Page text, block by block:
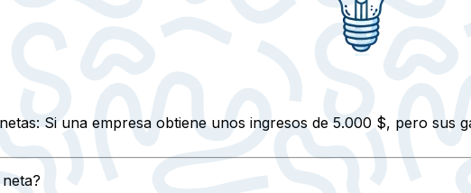
Si una empresa obtiene unos ingresos de 5.000 $, pero sus